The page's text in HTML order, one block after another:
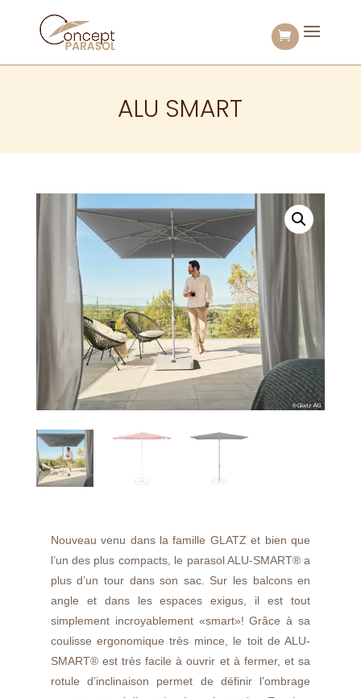
ALU SMART
Nouveau venu dans la famille GLATZ et bien que
l’un des plus compacts, le parasol ALU-SMART® a
plus d’un tour dans son sac. Sur les balcons en
angle et dans les espaces exigus, il est tout
simplement incroyablement «smart»! Grâce à sa
coulisse ergonomique très mince, le toit de ALU-
SMART® est très facile à ouvrir et à fermer, et sa
rotule d’inclinaison permet de définir l’ombrage